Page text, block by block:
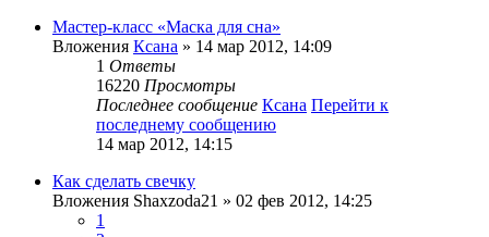
Мастер-класс «Маска для сна»
Вложения Ксана » 14 мар 2012, 14:09
1 Ответы
16220 Просмотры
Последнее сообщение Ксана Перейти к
последнему сообщению
14 мар 2012, 14:15
Как сделать свечку
Вложения Shaxzoda21 » 02 фев 2012, 14:25
1